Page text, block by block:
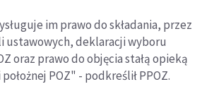
im prawo do składania, przez
ustawowych, deklaracji wyboru
oraz prawo do objęcia stałą opieką
POZ" - podkreślił PPOZ.